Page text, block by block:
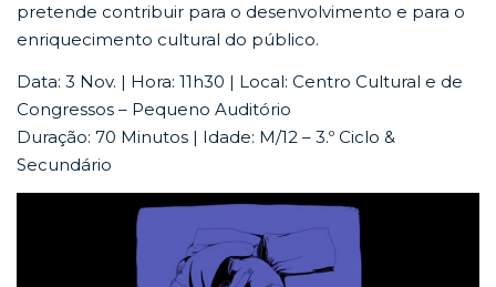
pretende contribuir para o desenvolvimento e para o
enriquecimento cultural do público.
Data: 3 Nov. | Hora: 11h30 | Local: Centro Cultural e de
Congressos – Pequeno Auditório
Duração: 70 Minutos | Idade: M/12 – 3.º Ciclo &
Secundário